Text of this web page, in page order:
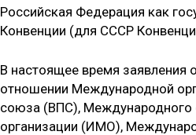
Российская Федерация как
Конвенции (для СССР
В настоящее время заявления
отношении Международной
союза (ВПС),
организации (ИМО),